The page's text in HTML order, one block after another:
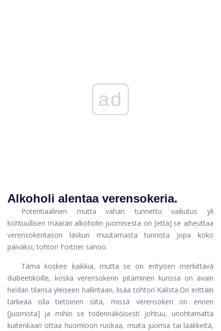
ad
Alkoholi alentaa verensokeria.
Potentiaalinen mutta vähän tunnettu vaikutus yli
kohtuullisen määrän alkoholin juomisesta on [että] se aiheuttaa
verensokeritason laskun muutamasta tunnista jopa koko
päiväksi, tohtori Fortner sanoo.
Tämä koskee kaikkia, mutta se on erityisen merkittävä
diabeetikoille, koska verensokerin pitäminen kurissa on avain
heidän tilansa yleiseen hallintaan, lisää tohtori Kalista.On erittäin
tärkeää olla tietoinen siitä, missä verensokeri on ennen
[juomista] ja mihin se todennäköisesti johtuu, unohtamatta
kuitenkaan ottaa huomioon ruokaa, muita juomia tai lääkkeitä,